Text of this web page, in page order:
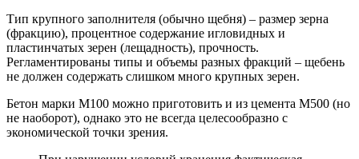
Тип крупного заполнителя (обычно щебня) – размер зерна
(фракцию), процентное содержание игловидных и
пластинчатых зерен (лещадность), прочность.
Регламентированы типы и объемы разных фракций – щебень
не должен содержать слишком много крупных зерен.
Бетон марки М100 можно приготовить и из цемента М500 (но
не наоборот), однако это не всегда целесообразно с
экономической точки зрения.